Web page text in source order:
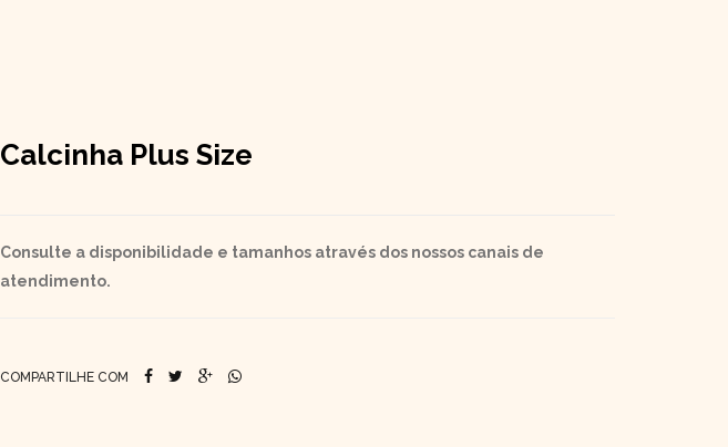
Calcinha Plus Size
Consulte a disponibilidade e tamanhos através dos nossos canais de
atendimento.
COMPARTILHE COM